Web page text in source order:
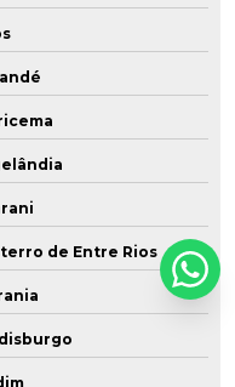
de Entre Rios